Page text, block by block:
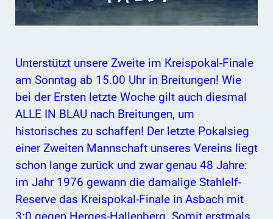
Unterstützt unsere Zweite im Kreispokal-Finale
am Sonntag ab 15.00 Uhr in Breitungen! Wie
bei der Ersten letzte Woche gilt auch diesmal
ALLE IN BLAU nach Breitungen, um
historisches zu schaffen! Der letzte Pokalsieg
einer Zweiten Mannschaft unseres Vereins liegt
schon lange zurück und zwar genau 48 Jahre:
im Jahr 1976 gewann die damalige Stahlelf-
Reserve das Kreispokal-Finale in Asbach mit